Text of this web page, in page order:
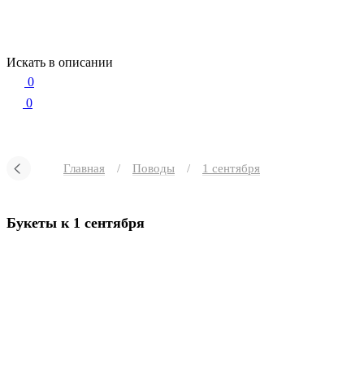
Искать в описании
0
0
Главная / Поводы / 1 сентября
Букеты к 1 сентября